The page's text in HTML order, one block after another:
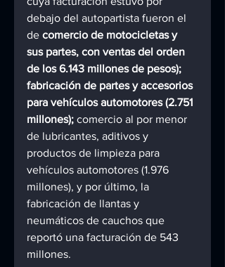
debajo del autopartista fueron el
de comercio de motocicletas y
sus partes, con ventas del orden
de los 6.143 millones de pesos);
fabricación de partes y accesorios
para vehículos automotores (2.751
millones); comercio al por menor
de lubricantes, aditivos y
productos de limpieza para
vehículos automotores (1.976
millones), y por último, la
fabricación de llantas y
neumáticos de cauchos que
reportó una facturación de 543
millones.